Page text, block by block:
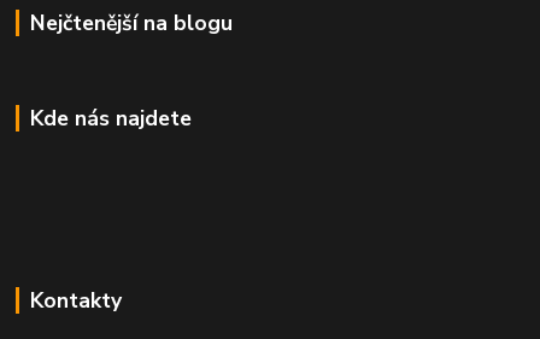
Nejčtenější na blogu
Kde nás najdete
Kontakty